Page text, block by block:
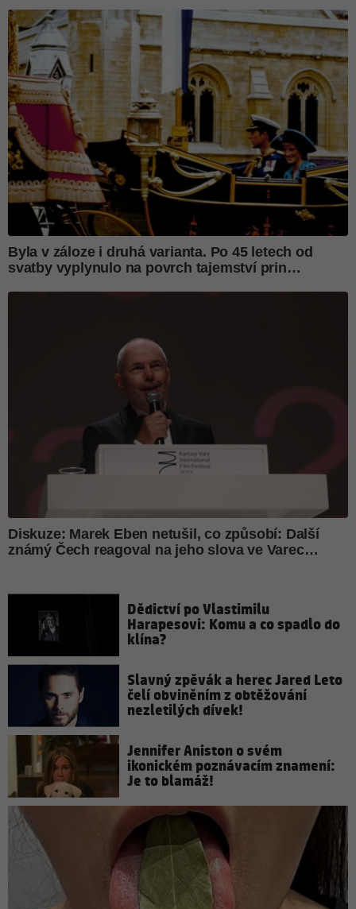
Dědictví po Vlastimilu
Harapesovi: Komu a co spadlo do
klína?
Slavný zpěvák a herec Jared Leto
čelí obviněním z obtěžování
nezletilých dívek!
Jennifer Aniston o svém
ikonickém poznávacím znamení:
Je to blamáž!